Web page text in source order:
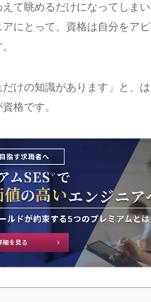
て眺めるだけになってしまい
にとって、資格は自分をア
だけの知識があります」と、
格です。